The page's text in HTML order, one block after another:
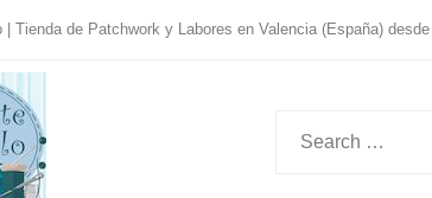
| Tienda de Patchwork y Labores en Valencia (España)